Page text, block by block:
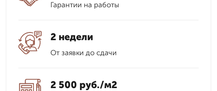
Гарантии на работы
2 недели
От заявки до сдачи
2 500 руб./м2